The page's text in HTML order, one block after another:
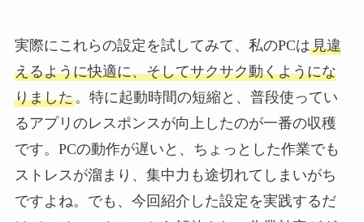
実際にこれらの設定を試してみて、私のPCは見違
えるように快適に、そしてサクサク動くようにな
りました。特に起動時間の短縮と、普段使ってい
るアプリのレスポンスが向上したのが一番の収穫
です。PCの動作が遅いと、ちょっとした作業でも
ストレスが溜まり、集中力も途切れてしまいがち
ですよね。でも、今回紹介した設定を実践するだ